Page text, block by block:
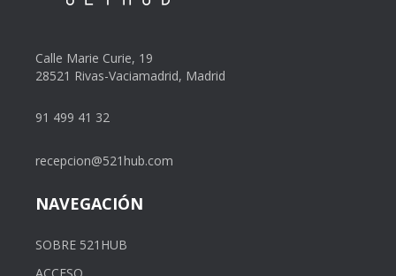
Calle Marie Curie, 19
28521 Rivas-Vaciamadrid, Madrid
91 499 41 32
recepcion@521hub.com
NAVEGACIÓN
SOBRE 521HUB